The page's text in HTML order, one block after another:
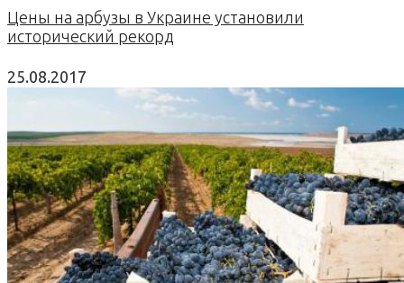
Цены на арбузы в Украине установили
исторический рекорд
25.08.2017